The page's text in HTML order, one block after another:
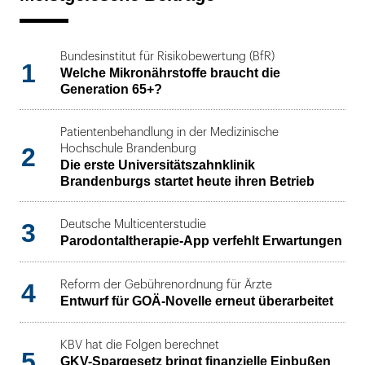
1
Bundesinstitut für Risikobewertung (BfR)
Welche Mikronährstoffe braucht die
Generation 65+?
2
Patientenbehandlung in der Medizinische
Hochschule Brandenburg
Die erste Universitätszahnklinik
Brandenburgs startet heute ihren Betrieb
3 Deutsche Multicenterstudie
Parodontaltherapie-App verfehlt Erwartungen
4 Reform der Gebührenordnung für Ärzte
Entwurf für GOÄ-Novelle erneut überarbeitet
KBV hat die Folgen berechnet
GKV-Spargesetz bringt finanzielle Einbußen